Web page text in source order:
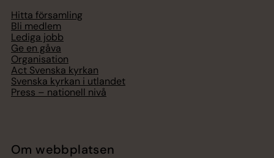
Hitta församling
Bli medlem
Lediga jobb
Ge en gåva
Organisation
Act Svenska kyrkan
Svenska kyrkan i utlandet
Press – nationell nivå
Om webbplatsen